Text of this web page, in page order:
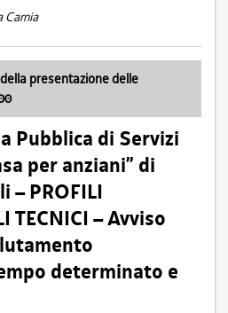
Carnia
presentazione delle
Pubblica di Servizi
per anziani” di
– PROFILI
TECNICI – Avviso
determinato e